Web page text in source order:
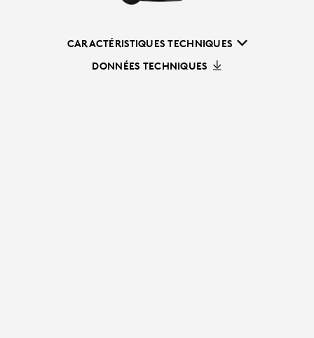
CARACTÉRISTIQUES TECHNIQUES
DONNÉES TECHNIQUES